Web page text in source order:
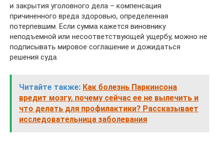
и закрытия уголовного дела – компенсация
причиненного вреда здоровью, определенная
потерпевшим. Если сумма кажется виновнику
неподъемной или несоответствующей ущербу, можно не
подписывать мировое соглашение и дожидаться
решения суда.
Читайте также: Как болезнь Паркинсона
вредит мозгу, почему сейчас ее не вылечить и
что делать для профилактики? Рассказывает
исследовательница заболевания